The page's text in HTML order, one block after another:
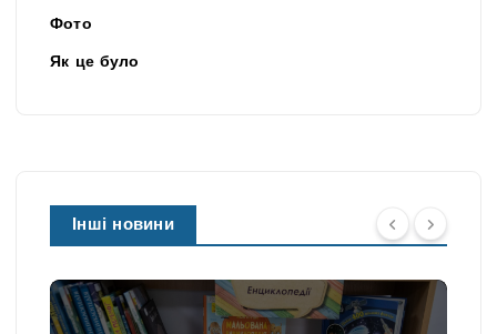
Фото
Як це було
Інші новини